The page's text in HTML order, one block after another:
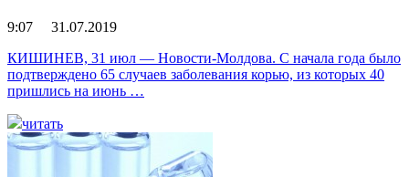
9:07 31.07.2019
КИШИНЕВ, 31 июл — Новости-Молдова. С начала года было
подтверждено 65 случаев заболевания корью, из которых 40
пришлись на июнь …
читать